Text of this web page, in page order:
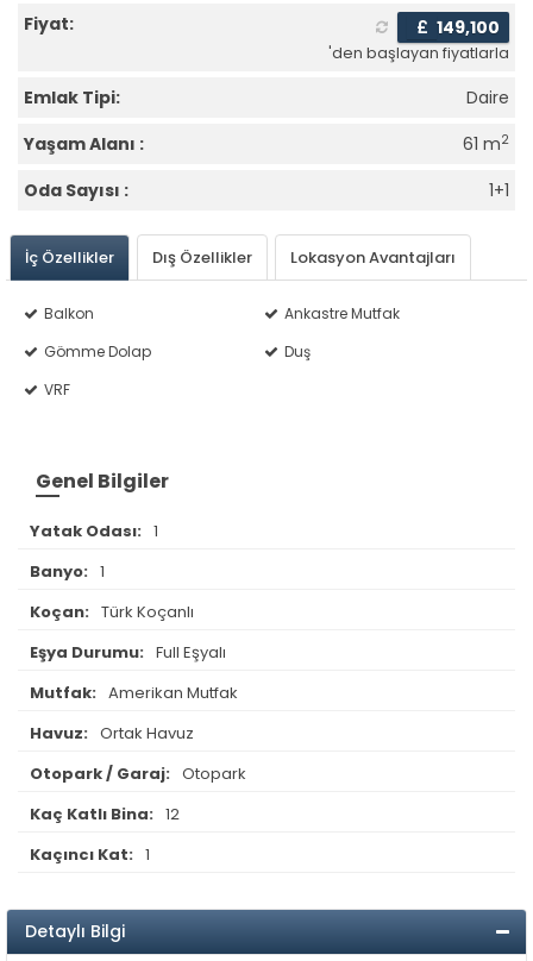
Fiyat:
£ 149,100
'den başlayan fiyatlarla
Emlak Tipi:
Daire
Yaşam Alanı :
61 m2
Oda Sayısı : 1+1
İç Özellikler Dış Özellikler Lokasyon Avantajları
Balkon
Ankastre Mutfak
Gömme Dolap
Duş
VRF
Genel Bilgiler
Yatak Odası: 1
Banyo: 1
Koçan: Türk Koçanlı
Eşya Durumu: Full Eşyalı
Mutfak: Amerikan Mutfak
Havuz: Ortak Havuz
Otopark / Garaj: Otopark
Kaç Katlı Bina: 12
Kaçıncı Kat: 1
Detaylı Bilgi